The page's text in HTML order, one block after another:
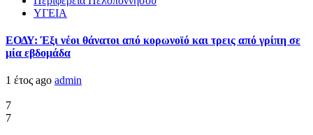
ΥΓΕΙΑ
ΕΟΔΥ: Έξι νέοι θάνατοι από κορωνοϊό και τρεις από γρίπη σε
μία εβδομάδα
1 έτος ago admin
7
7